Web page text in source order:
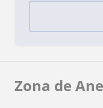
Zona de Ane